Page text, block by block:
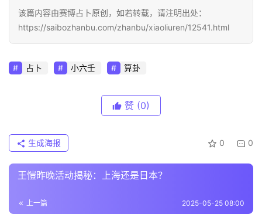
该篇内容由赛博占卜原创，如若转载，请注明出处：
https://saibozhanbu.com/zhanbu/xiaoliuren/12541.html
占卜 小六壬 算卦
赞 (0)
0 0
生成海报
王愷昨晚活动揭秘：上海还是日本？
上一篇 2025-05-25 08:00